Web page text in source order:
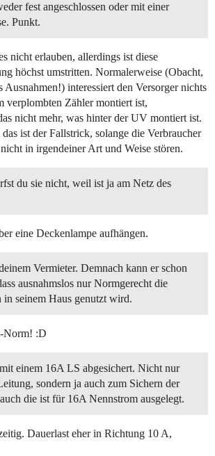
fest angeschlossen oder mit einer
Punkt.
nicht erlauben, allerdings ist diese
höchst umstritten. Normalerweise (Obacht,
Ausnahmen!) interessiert den Versorger nichts
verplombten Zähler montiert ist,
nicht mehr, was hinter der UV montiert ist.
ist der Fallstrick, solange die Verbraucher
in irgendeiner Art und Weise stören.
du sie nicht, weil ist ja am Netz des
eine Deckenlampe aufhängen.
Vermieter. Demnach kann er schon
ausnahmslos nur Normgerecht die
seinem Haus genutzt wird.
Norm! :D
einem 16A LS abgesichert. Nicht nur
sondern ja auch zum Sichern der
die ist für 16A Nennstrom ausgelegt.
Dauerlast eher in Richtung 10 A,